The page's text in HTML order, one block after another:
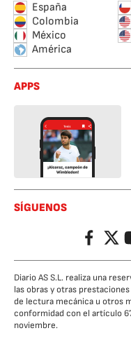
España
Colombia
México
América
APPS
SÍGUENOS
FacebookTwitter
Diario AS S.L. realiza una
las obras y otras
de lectura mecánica u otros
conformidad con el artículo
noviembre.